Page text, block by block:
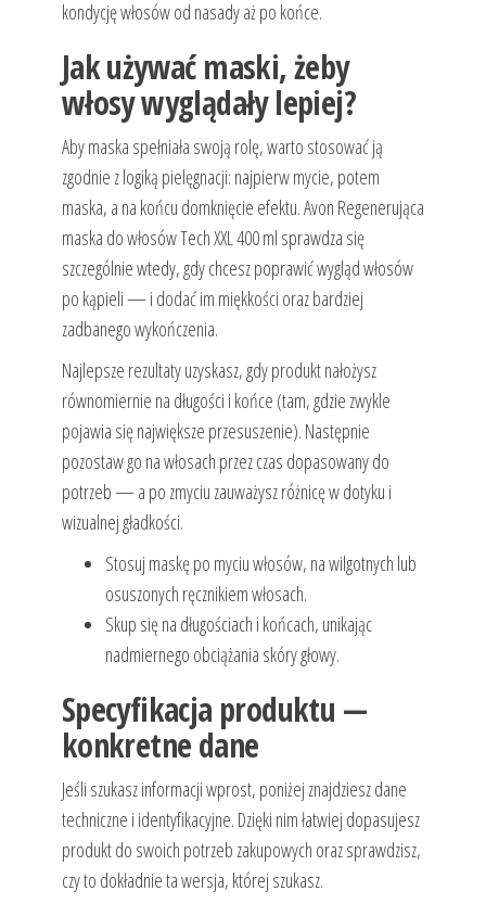
kondycję włosów od nasady aż po końce.
Jak używać maski, żeby
włosy wyglądały lepiej?
Aby maska spełniała swoją rolę, warto stosować ją
zgodnie z logiką pielęgnacji: najpierw mycie, potem
maska, a na końcu domknięcie efektu. Avon Regenerująca
maska do włosów Tech XXL 400 ml sprawdza się
szczególnie wtedy, gdy chcesz poprawić wygląd włosów
po kąpieli — i dodać im miękkości oraz bardziej
zadbanego wykończenia.
Najlepsze rezultaty uzyskasz, gdy produkt nałożysz
równomiernie na długości i końce (tam, gdzie zwykle
pojawia się największe przesuszenie). Następnie
pozostaw go na włosach przez czas dopasowany do
potrzeb — a po zmyciu zauważysz różnicę w dotyku i
wizualnej gładkości.
Stosuj maskę po myciu włosów, na wilgotnych lub
osuszonych ręcznikiem włosach.
Skup się na długościach i końcach, unikając
nadmiernego obciążania skóry głowy.
Specyfikacja produktu —
konkretne dane
Jeśli szukasz informacji wprost, poniżej znajdziesz dane
techniczne i identyfikacyjne. Dzięki nim łatwiej dopasujesz
produkt do swoich potrzeb zakupowych oraz sprawdzisz,
czy to dokładnie ta wersja, której szukasz.